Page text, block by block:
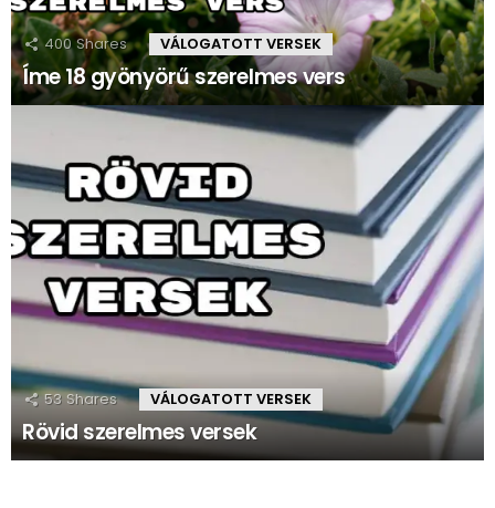
400 Shares VÁLOGATOTT VERSEK
Íme 18 gyönyörű szerelmes vers
53 Shares VÁLOGATOTT VERSEK
Rövid szerelmes versek